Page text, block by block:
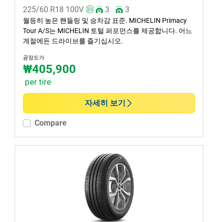
225/60 R18 100V 3 3
월등히 높은 핸들링 및 승차감 표준. MICHELIN Primacy
Tour A/S는 MICHELIN 토털 퍼포먼스를 제공합니다. 어느
계절에든 드라이브를 즐기십시오.
공장도가
₩405,900
per tire
자세히 보기
Compare